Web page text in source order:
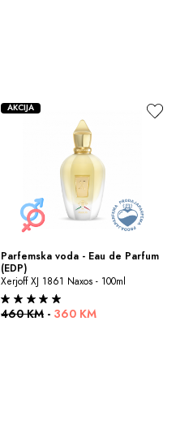
Parfemska voda - Eau de Parfum
(EDP)
Xerjoff XJ 1861 Naxos - 100ml
460 KM - 360 KM
AKCIJA